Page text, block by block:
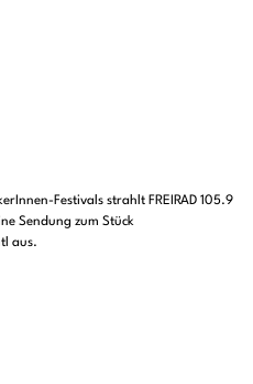
Festivals strahlt FREIRAD 105.9
Sendung zum Stück
aus.